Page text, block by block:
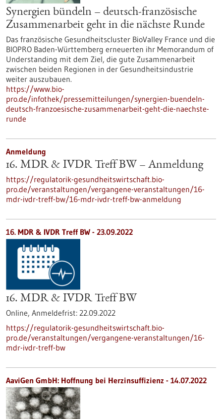
Synergien bündeln – deutsch-französische
Zusammenarbeit geht in die nächste Runde
Das französische Gesundheitscluster BioValley France und die
BIOPRO Baden-Württemberg erneuerten ihr Memorandum of
Understanding mit dem Ziel, die gute Zusammenarbeit
zwischen beiden Regionen in der Gesundheitsindustrie
weiter auszubauen.
https://www.bio-
pro.de/infothek/pressemitteilungen/synergien-buendeln-
deutsch-franzoesische-zusammenarbeit-geht-die-naechste-
runde
Anmeldung
16. MDR & IVDR Treff BW – Anmeldung
https://regulatorik-gesundheitswirtschaft.bio-
pro.de/veranstaltungen/vergangene-veranstaltungen/16-
mdr-ivdr-treff-bw/16-mdr-ivdr-treff-bw-anmeldung
16. MDR & IVDR Treff BW - 23.09.2022
16. MDR & IVDR Treff BW
Online, Anmeldefrist: 22.09.2022
https://regulatorik-gesundheitswirtschaft.bio-
pro.de/veranstaltungen/vergangene-veranstaltungen/16-
mdr-ivdr-treff-bw
AaviGen GmbH: Hoffnung bei Herzinsuffizienz - 14.07.2022